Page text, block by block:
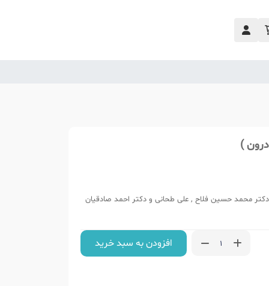
)
محمد حسین فلاح , علی طحانی و دکتر احمد صادقیان
افزودن به سبد خرید